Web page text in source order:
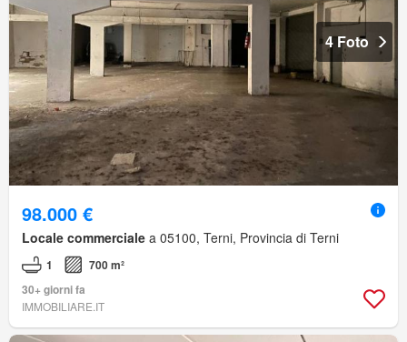
4 Foto
98.000 €
Locale commerciale a 05100, Terni, Provincia di Terni
1
700 m²
30+ giorni fa
IMMOBILIARE.IT